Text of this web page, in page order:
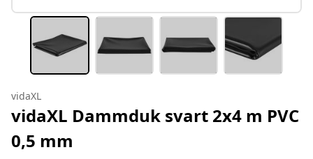
vidaXL
vidaXL Dammduk svart 2x4 m PVC
0,5 mm